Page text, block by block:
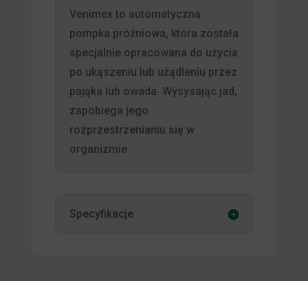
Venimex to automatyczna
pompka próżniowa, która została
specjalnie opracowana do użycia
po ukąszeniu lub użądleniu przez
pająka lub owada. Wysysając jad,
zapobiega jego
rozprzestrzenianiu się w
organizmie.
Specyfikacje